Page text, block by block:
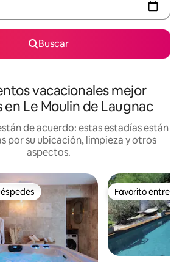
Buscar
vacacionales mejor
en Le Moulin de Laugnac
de acuerdo: estas estadías están
por su ubicación, limpieza y otros
aspectos.
Favorito entre
Favorito entre